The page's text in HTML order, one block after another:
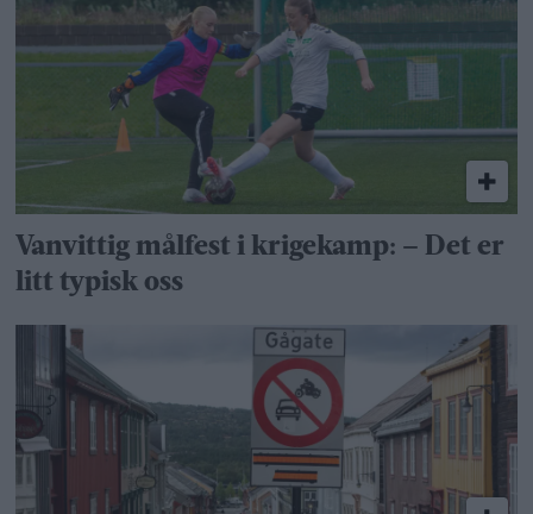
Vanvittig målfest i krigekamp: – Det er
litt typisk oss